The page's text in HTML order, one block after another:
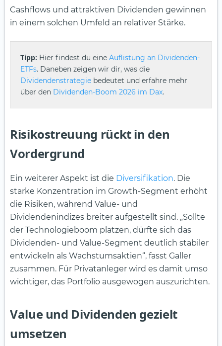
Cashflows und attraktiven Dividenden gewinnen
in einem solchen Umfeld an relativer Stärke.
Tipp: Hier findest du eine Auflistung an Dividenden-
ETFs. Daneben zeigen wir dir, was die
Dividendenstrategie bedeutet und erfahre mehr
über den Dividenden-Boom 2026 im Dax.
Risikostreuung rückt in den
Vordergrund
Ein weiterer Aspekt ist die Diversifikation. Die
starke Konzentration im Growth-Segment erhöht
die Risiken, während Value- und
Dividendenindizes breiter aufgestellt sind. „Sollte
der Technologieboom platzen, dürfte sich das
Dividenden- und Value-Segment deutlich stabiler
entwickeln als Wachstumsaktien“, fasst Galler
zusammen. Für Privatanleger wird es damit umso
wichtiger, das Portfolio ausgewogen auszurichten.
Value und Dividenden gezielt
umsetzen